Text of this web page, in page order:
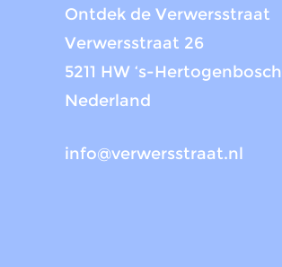
Ontdek de Verwersstraat
Verwersstraat 26
5211 HW ‘s-Hertogenbosch
Nederland
info@verwersstraat.nl